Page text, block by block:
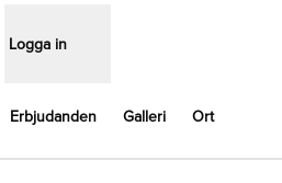
Logga in
Erbjudanden Galleri Ort